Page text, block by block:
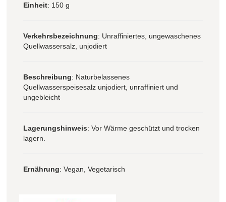
Einheit: 150 g
Verkehrsbezeichnung: Unraffiniertes, ungewaschenes
Quellwassersalz, unjodiert
Beschreibung: Naturbelassenes
Quellwasserspeisesalz unjodiert, unraffiniert und
ungebleicht
Lagerungshinweis: Vor Wärme geschützt und trocken
lagern.
Ernährung: Vegan, Vegetarisch